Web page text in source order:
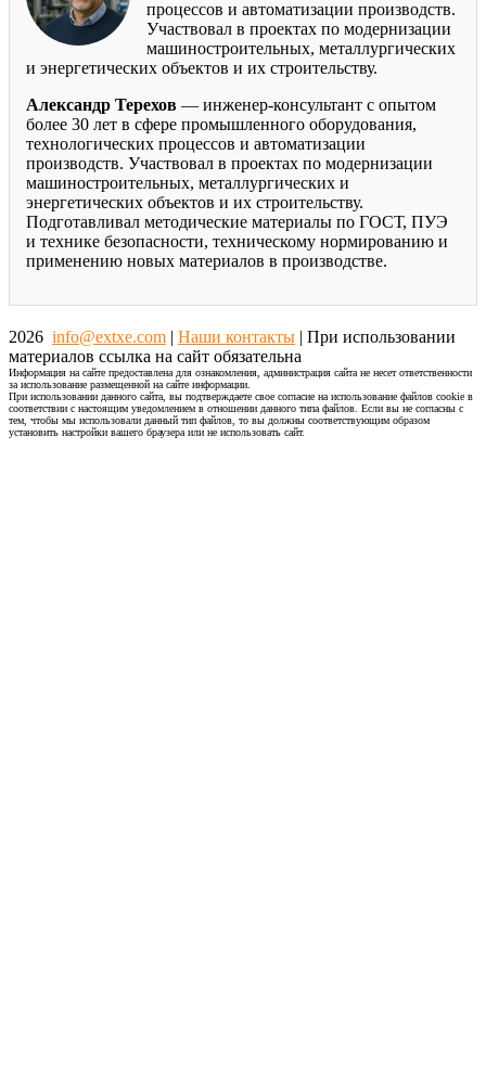
процессов и автоматизации производств.
Участвовал в проектах по модернизации
машиностроительных, металлургических
и энергетических объектов и их строительству.
Александр Терехов — инженер-консультант с опытом
более 30 лет в сфере промышленного оборудования,
технологических процессов и автоматизации
производств. Участвовал в проектах по модернизации
машиностроительных, металлургических и
энергетических объектов и их строительству.
Подготавливал методические материалы по ГОСТ, ПУЭ
и технике безопасности, техническому нормированию и
применению новых материалов в производстве.
2026 info@extxe.com | Наши контакты | При использовании
материалов ссылка на сайт обязательна
Информация на сайте предоставлена для ознакомления, администрация сайта не несет ответственности
за использование размещенной на сайте информации.
При использовании данного сайта, вы подтверждаете свое согласие на использование файлов cookie в
соответствии с настоящим уведомлением в отношении данного типа файлов. Если вы не согласны с
тем, чтобы мы использовали данный тип файлов, то вы должны соответствующим образом
установить настройки вашего браузера или не использовать сайт.